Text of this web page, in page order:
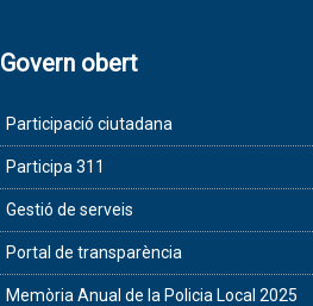
Govern obert
Participació ciutadana
Participa 311
Gestió de serveis
Portal de transparència
Memòria Anual de la Policia Local 2025